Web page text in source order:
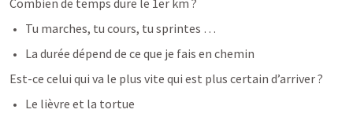
Combien de temps dure le 1er km ?
Tu marches, tu cours, tu sprintes …
La durée dépend de ce que je fais en chemin
Est-ce celui qui va le plus vite qui est plus certain d’arriver ?
Le lièvre et la tortue